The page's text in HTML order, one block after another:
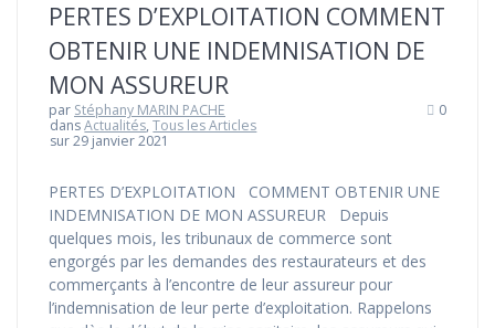
PERTES D’EXPLOITATION COMMENT
OBTENIR UNE INDEMNISATION DE
MON ASSUREUR
par Stéphany MARIN PACHE
dansActualités,Tous les Articles
sur 29 janvier 2021
0
PERTES D’EXPLOITATION COMMENT OBTENIR UNE
INDEMNISATION DE MON ASSUREUR Depuis
quelques mois, les tribunaux de commerce sont
engorgés par les demandes des restaurateurs et des
commerçants à l’encontre de leur assureur pour
l’indemnisation de leur perte d’exploitation. Rappelons